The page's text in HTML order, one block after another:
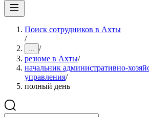
Поиск сотрудников в Ахты
/
... /
резюме в Ахты/
начальник административно-
управления/
полный день